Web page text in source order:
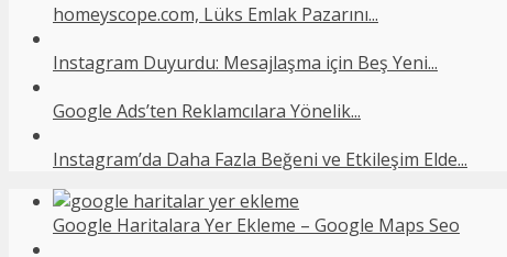
homeyscope.com, Lüks Emlak Pazarını...
Instagram Duyurdu: Mesajlaşma için Beş Yeni...
Google Ads’ten Reklamcılara Yönelik...
Instagram’da Daha Fazla Beğeni ve Etkileşim Elde...
Google Haritalara Yer Ekleme – Google Maps Seo